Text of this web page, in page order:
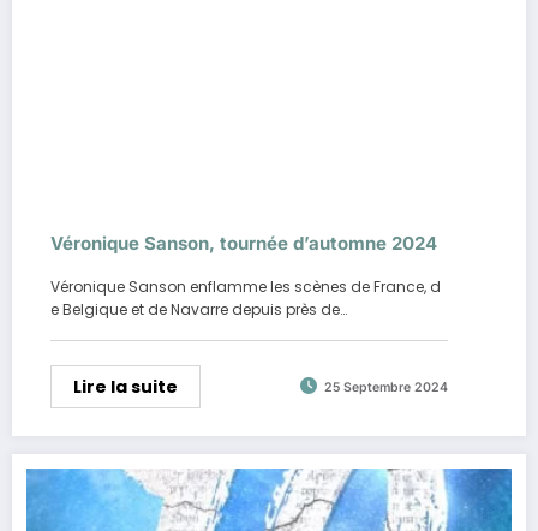
Véronique Sanson, tournée d’automne 2024
Véronique Sanson enflamme les scènes de France, d
e Belgique et de Navarre depuis près de…
Lire la suite 25 Septembre 2024